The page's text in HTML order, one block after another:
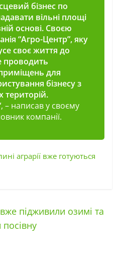
бізнес по
вільні площі
основі. Своєю
“Агро-Центр”, яку
своє життя до
проводить
для
бізнесу з
територій.
, – написав у своєму
компанії.
аграрії вже готуються
вже підживили озимі та